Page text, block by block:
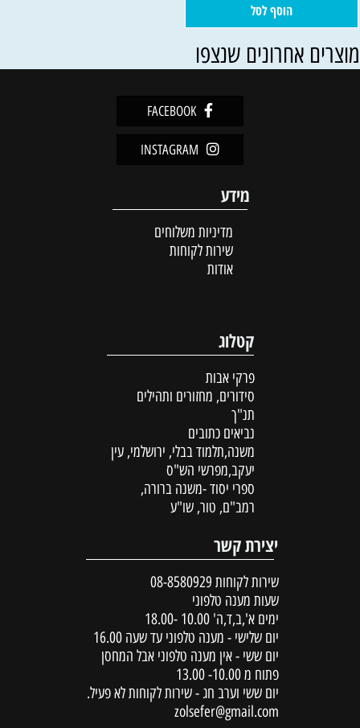
הוסף לסל
אחרונים שנצפו
FACEBOOK
INSTAGRAM
מידע
מדיניות משלוחים
שירות לקוחות
אודות
קטלוג
פרקי אבות
סידורים, מחזורים ותהילים
תנ"ך
נביאים כתובים
משנה,תלמוד בבלי, ירושלמי, עין
יעקב,מפרשי הש"ס
ספרי יסוד -משנה ברורה,
רמב"ם, טור, שו"ע
יצירת קשר
שירות לקוחות 08-8580929
שעות מענה טלפוני
ימים א',ב,ד,ה' 10.00 -18.00
יום שלישי - מענה טלפוני עד שעה 16.00
יום ששי - אין מענה טלפוני אבל המחסן
פתוח מ 10.00- 13.00
יום ששי וערב חג - שירות לקוחות לא פעיל.
zolsefer@gmail.com